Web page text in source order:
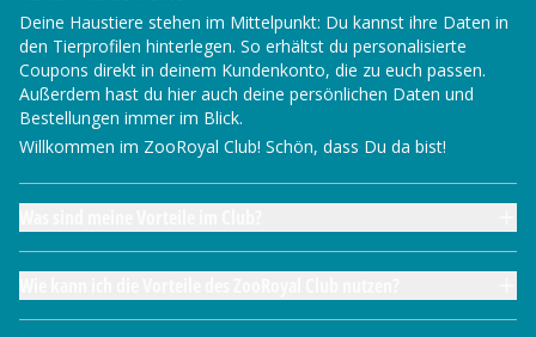
Deine Haustiere stehen im Mittelpunkt: Du kannst ihre Daten in
den Tierprofilen hinterlegen. So erhältst du personalisierte
Coupons direkt in deinem Kundenkonto, die zu euch passen.
Außerdem hast du hier auch deine persönlichen Daten und
Bestellungen immer im Blick.
Willkommen im ZooRoyal Club! Schön, dass Du da bist!